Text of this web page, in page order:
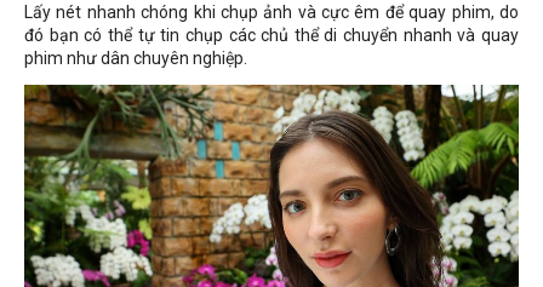
Lấy nét nhanh chóng khi chụp ảnh và cực êm để quay phim, do
đó bạn có thể tự tin chụp các chủ thể di chuyển nhanh và quay
phim như dân chuyên nghiệp.